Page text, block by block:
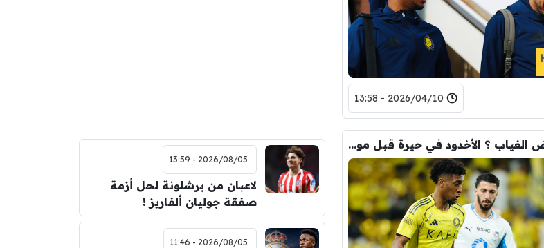
2026/04/10 - 13:58
من يعوض الغياب ؟ الأخدود في حيرة قبل موقعة النصر !
2026/08/05 - 13:59
لاعبان من برشلونة لحل أزمة
صفقة جوليان ألفاريز !
2026/08/05 - 11:46